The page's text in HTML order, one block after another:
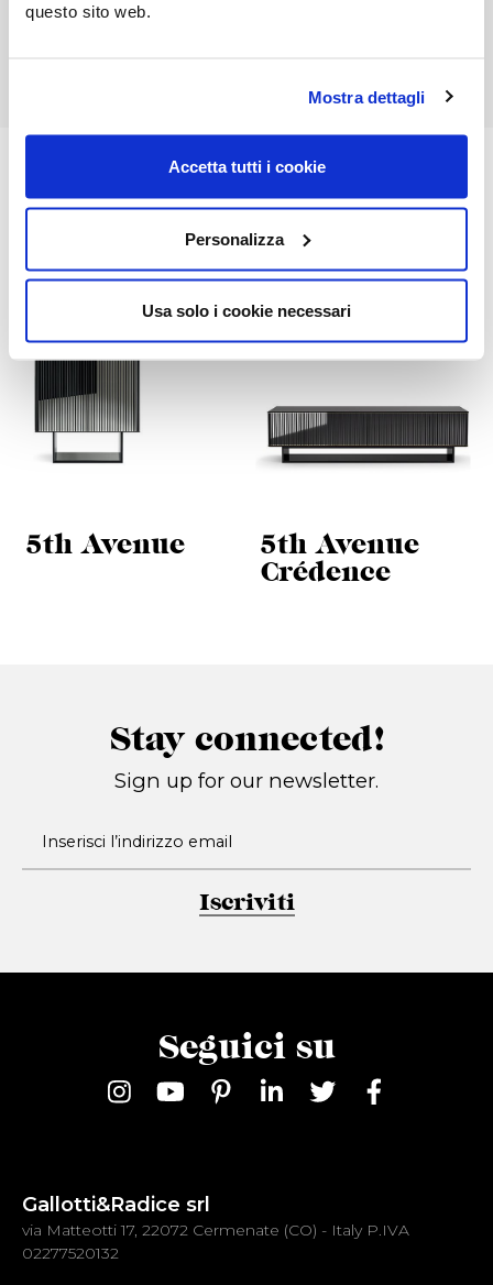
questo sito web.
Mostra dettagli
Accetta tutti i cookie
Personalizza
Usa solo i cookie necessari
Designed products
5th Avenue
5th Avenue
Crédence
Stay connected!
Sign up for our newsletter.
Iscriviti
Seguici su
Gallotti&Radice srl
via Matteotti 17, 22072 Cermenate (CO) - Italy P.IVA
02277520132